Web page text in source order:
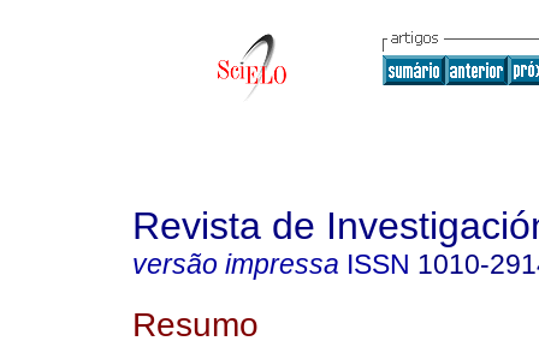
Revista de
versão impressa ISSN 1010-
Resumo